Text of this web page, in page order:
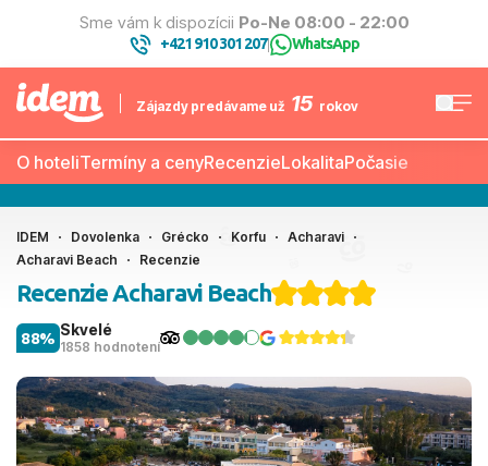
Sme vám k dispozícii Po-Ne 08:00 - 22:00
+421 910 301 207| WhatsApp
Zájazdy predávame už 15 rokov
O hoteliTermíny a cenyRecenzieLokalitaPočasie
IDEM Dovolenka Grécko Korfu
Acharavi
Acharavi Beach
Recenzie
Recenzie Acharavi Beach
Skvelé
1858 hodnotení
88%